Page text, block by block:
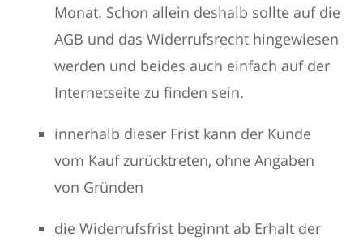
Monat. Schon allein deshalb sollte auf die
AGB und das Widerrufsrecht hingewiesen
werden und beides auch einfach auf der
Internetseite zu finden sein.
innerhalb dieser Frist kann der Kunde
vom Kauf zurücktreten, ohne Angaben
von Gründen
die Widerrufsfrist beginnt ab Erhalt der